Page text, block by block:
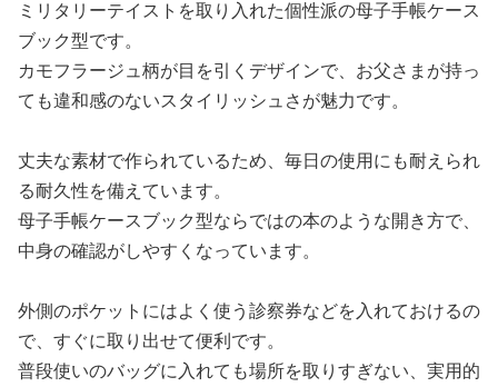
ミリタリーテイストを取り入れた個性派の母子手帳ケース
ブック型です。
カモフラージュ柄が目を引くデザインで、お父さまが持っ
ても違和感のないスタイリッシュさが魅力です。
丈夫な素材で作られているため、毎日の使用にも耐えられ
る耐久性を備えています。
母子手帳ケースブック型ならではの本のような開き方で、
中身の確認がしやすくなっています。
外側のポケットにはよく使う診察券などを入れておけるの
で、すぐに取り出せて便利です。
普段使いのバッグに入れても場所を取りすぎない、実用的